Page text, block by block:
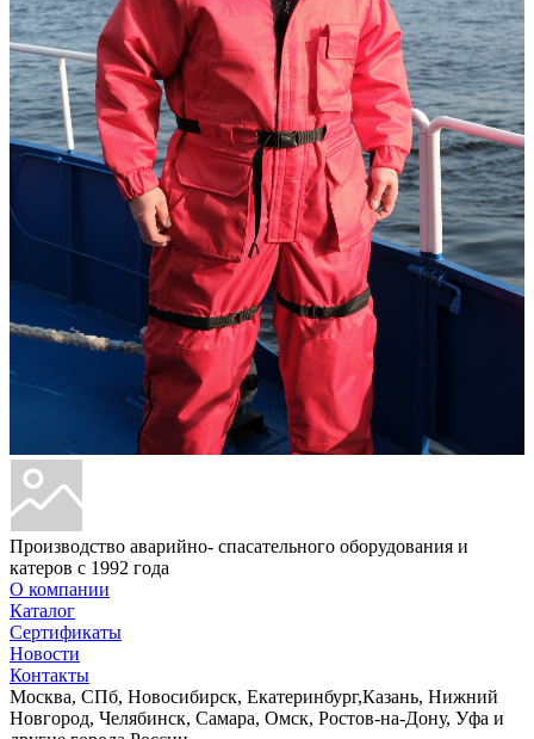
Производство аварийно- спасательного оборудования и
катеров с 1992 года
О компании
Каталог
Сертификаты
Новости
Контакты
Москва, СПб, Новосибирск, Екатеринбург,Казань, Нижний
Новгород, Челябинск, Самара, Омск, Ростов-на-Дону, Уфа и